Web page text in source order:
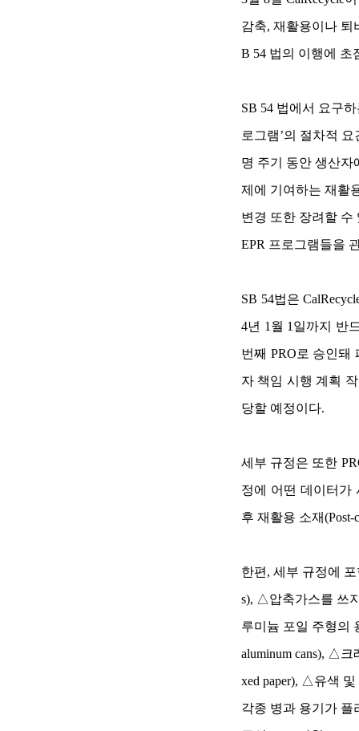
감축, 재활용이나 퇴
B 54 법의 이행에 초
SB 54 법에서 요구
로그램’의 절차적
명 주기 동안 생산자
제에 기여하는 재활
변경 또한 장려할 수
EPR 프로그램들을
SB 54법은
4년 1월 1일까지 반
번째 PRO로 승인돼
자 책임 시행 계획
당할 예정이다.
세부 규정은 또한
정에 어떤 데이터가
후 재활용 소재
한편 , 세부 규정에
s), △압축가스를 쓰
루미늄 포일 주형의
aluminum cans), △
xed paper), △유색
각종 병과 용기가 플